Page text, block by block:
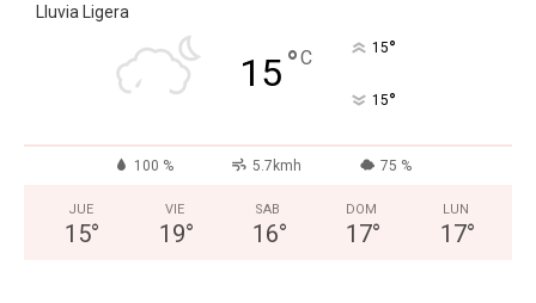
Lluvia Ligera
15°C 15°
15°
100 % 5.7kmh 75 %
JUE
15°
VIE
19°
SAB
16°
DOM
17°
LUN
17°